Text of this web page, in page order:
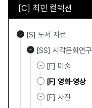
[C] 최민 컬렉션
[S] 도서 자료
[SS] 시각문화연구
[F] 미술
[F] 영화·영상
[F] 사진